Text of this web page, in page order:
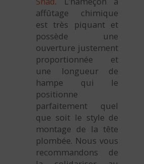
affûtage chimique
est très piquant et
possède une
ouverture justement
proportionnée et
une longueur de
hampe qui le
positionne
parfaitement quel
que soit le style de
montage de la tête
plombée. Nous vous
recommandons de